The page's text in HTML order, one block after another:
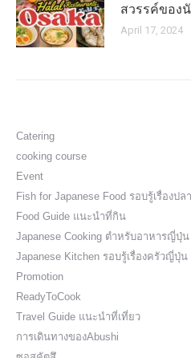
สวรรค์ของ
April 17, 2024
Catering
cooking course
Event
Fish for Japanese Food รอบรู้เรื่องปลา
Food Guide แนะนำที่กิน
Japanese Cooking ตำหรับอาหารญี่ปุ่น
Japanese Kitchen รอบรู้เรื่องครัวญี่ปุ่น
Promotion
ReadyToCook
Travel Guide แนะนำที่เที่ยว
การเดินทางของAbushi